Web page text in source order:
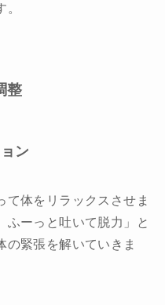
整
ン
て体をリラックスさせま
ふーっと吐いて脱力」と
の緊張を解いていきま